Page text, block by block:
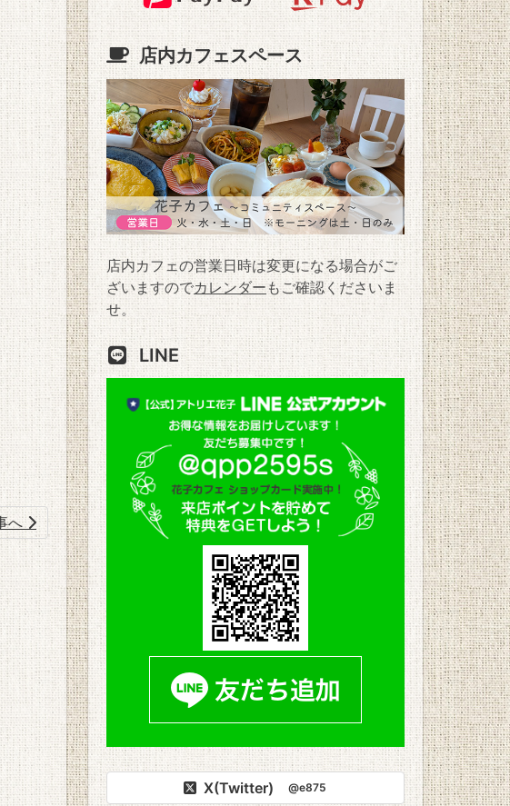
へ
店内カフェスペース
店内カフェの営業日時は変更になる場合がご
ざいますのでカレンダーもご確認くださいま
せ。
LINE
X(Twitter) @e875